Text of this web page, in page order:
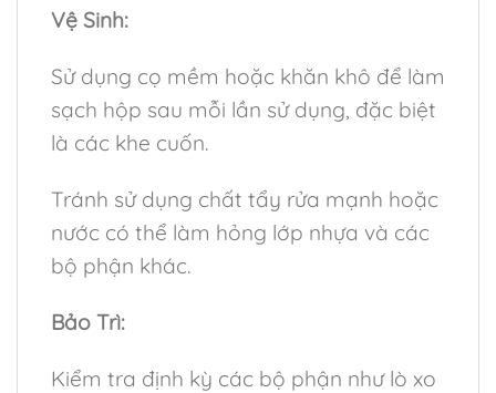
Vệ Sinh:
Sử dụng cọ mềm hoặc khăn khô để làm
sạch hộp sau mỗi lần sử dụng, đặc biệt
là các khe cuốn.
Tránh sử dụng chất tẩy rửa mạnh hoặc
nước có thể làm hỏng lớp nhựa và các
bộ phận khác.
Bảo Trì:
Kiểm tra định kỳ các bộ phận như lò xo